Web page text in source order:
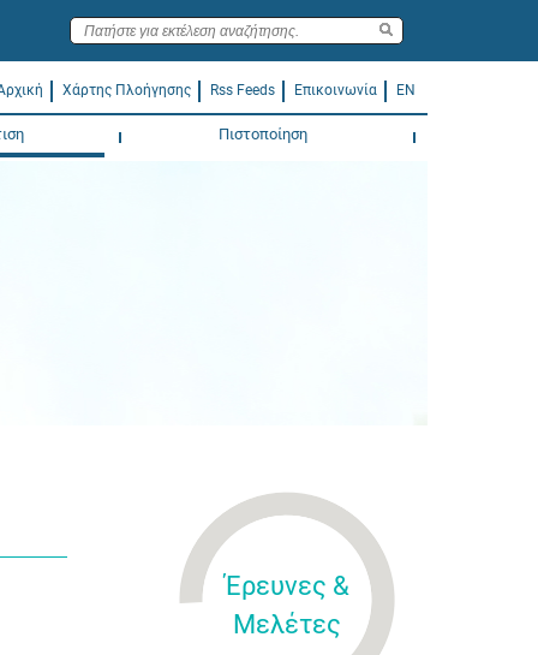
Χάρτης Πλοήγησης Rss Feeds Επικοινωνία EN
Πιστοποίηση
Έρευνες &
Μελέτες